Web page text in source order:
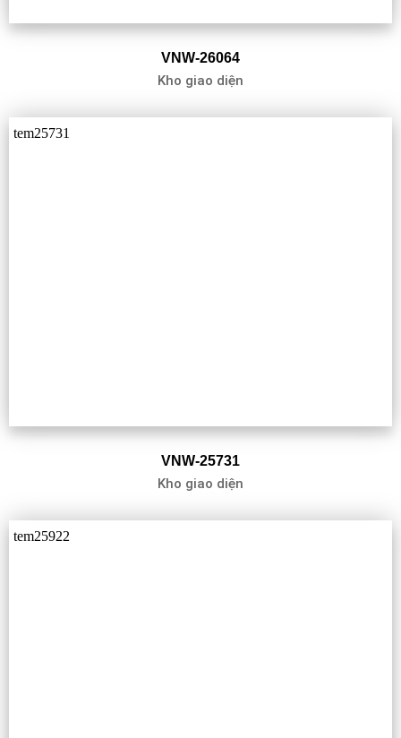
VNW-26064
Kho giao diện
VNW-25731
Kho giao diện